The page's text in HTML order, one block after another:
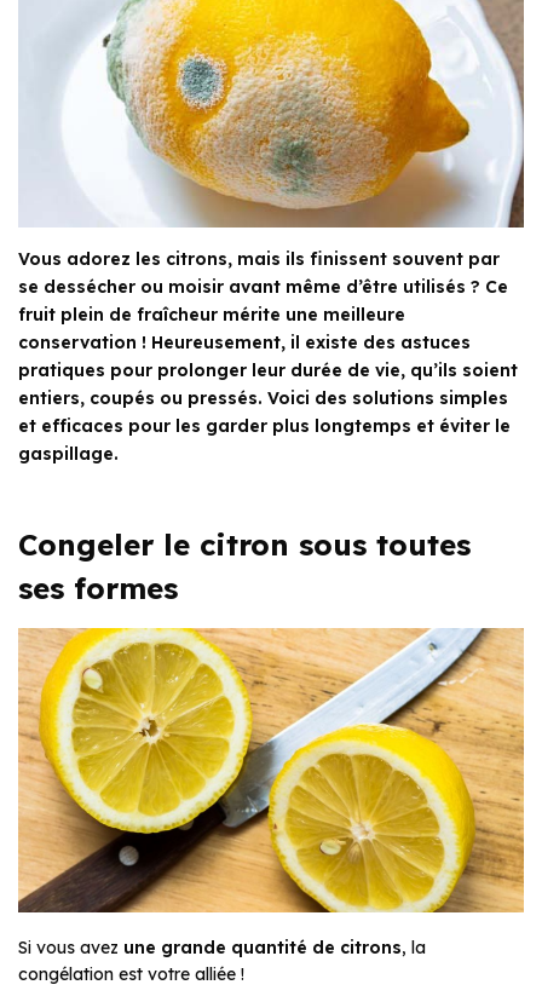
Vous adorez les citrons, mais ils finissent souvent par
se dessécher ou moisir avant même d’être utilisés ? Ce
fruit plein de fraîcheur mérite une meilleure
conservation ! Heureusement, il existe des astuces
pratiques pour prolonger leur durée de vie, qu’ils soient
entiers, coupés ou pressés. Voici des solutions simples
et efficaces pour les garder plus longtemps et éviter le
gaspillage.
Congeler le citron sous toutes
ses formes
Si vous avez une grande quantité de citrons, la
congélation est votre alliée !